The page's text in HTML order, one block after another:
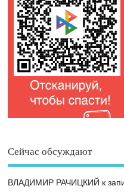
Сейчас обсуждают
ВЛАДИМИР РАЧИЦКИЙ к